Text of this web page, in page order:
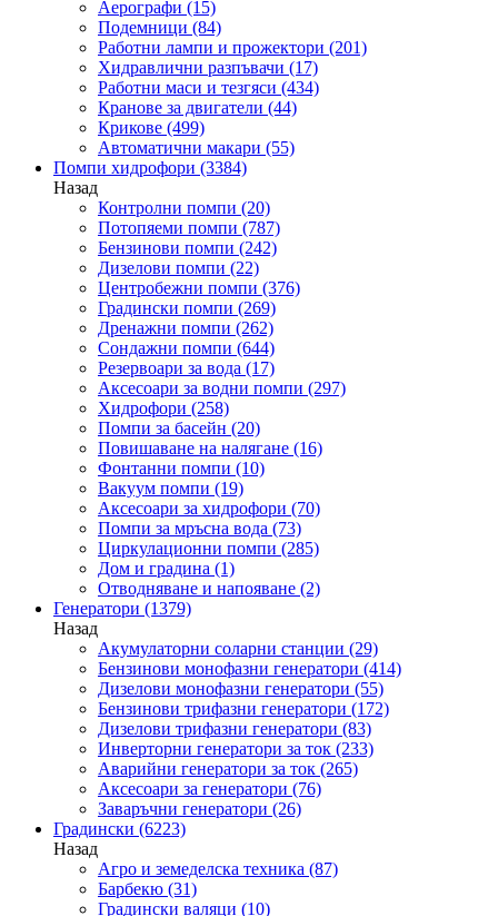
Аерографи (15)
Подемници (84)
Работни лампи и прожектори (201)
Хидравлични разпъвачи (17)
Работни маси и тезгяси (434)
Кранове за двигатели (44)
Крикове (499)
Автоматични макари (55)
Помпи хидрофори (3384)
Назад
Контролни помпи (20)
Потопяеми помпи (787)
Бензинови помпи (242)
Дизелови помпи (22)
Центробежни помпи (376)
Градински помпи (269)
Дренажни помпи (262)
Сондажни помпи (644)
Резервоари за вода (17)
Аксесоари за водни помпи (297)
Хидрофори (258)
Помпи за басейн (20)
Повишаване на налягане (16)
Фонтанни помпи (10)
Вакуум помпи (19)
Аксесоари за хидрофори (70)
Помпи за мръсна вода (73)
Циркулационни помпи (285)
Дом и градина (1)
Отводняване и напояване (2)
Генератори (1379)
Назад
Акумулаторни соларни станции (29)
Бензинови монофазни генератори (414)
Дизелови монофазни генератори (55)
Бензинови трифазни генератори (172)
Дизелови трифазни генератори (83)
Инверторни генератори за ток (233)
Аварийни генератори за ток (265)
Аксесоари за генератори (76)
Заваръчни генератори (26)
Градински (6223)
Назад
Агро и земеделска техника (87)
Барбекю (31)
Градински валяци (10)